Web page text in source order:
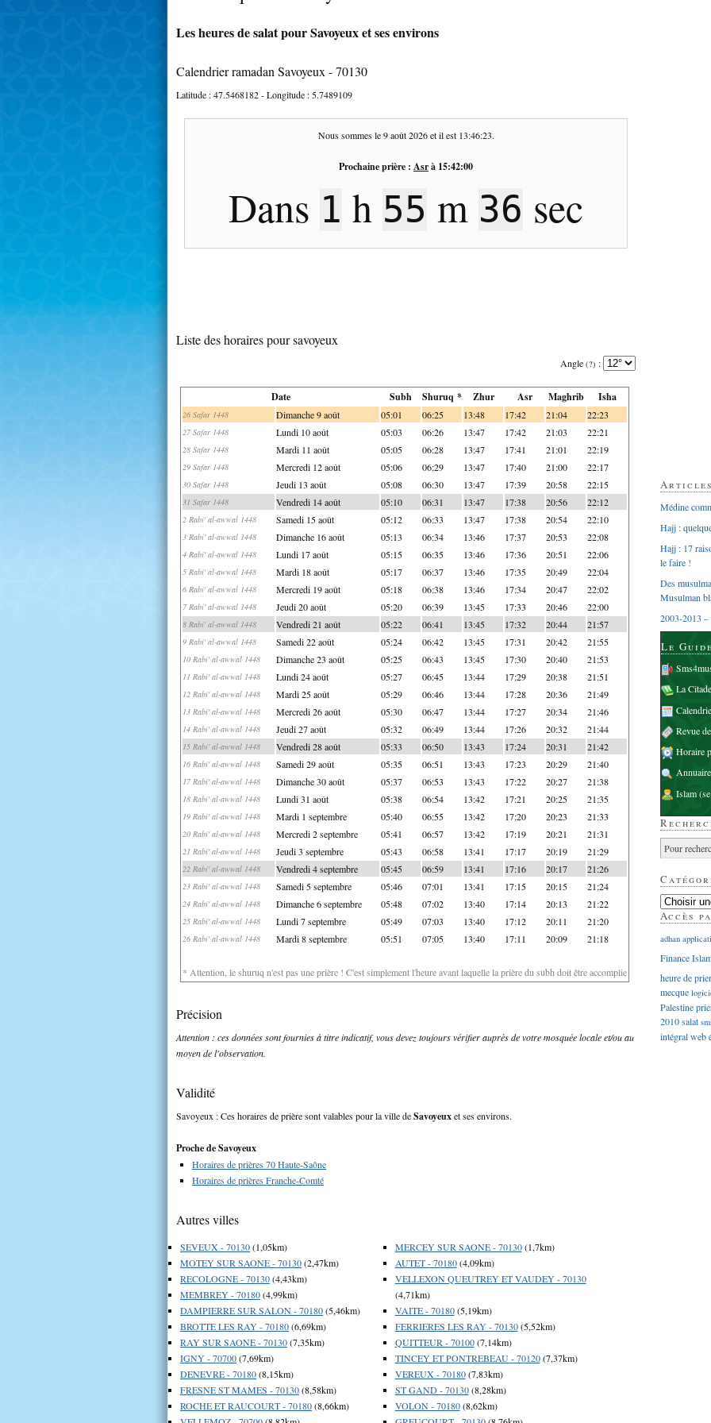
Les heures de salat pour Savoyeux et ses environs
Calendrier ramadan Savoyeux - 70130
Latitude :47.5468182- Longitude : 5.7489109
Nous sommes le9 août 2026et il est 13:46:24.
Prochaine prière : Asrà 15:42:00
Dans 1 h 55 m 35 sec
Liste des horaires pour savoyeux
Angle (?) :
Date Subh Shuruq * Zhur Asr Maghrib Isha
26 Safar 1448 Dimanche 9 août 05:01 06:25 13:48 17:42 21:04 22:23
27 Safar 1448 Lundi 10 août 05:03 06:26 13:47 17:42 21:03 22:21
28 Safar 1448 Mardi 11 août 05:05 06:28 13:47 17:41 21:01 22:19
29 Safar 1448 Mercredi 12 août 05:06 06:29 13:47 17:40 21:00 22:17
30 Safar 1448 Jeudi 13 août 05:08 06:30 13:47 17:39 20:58 22:15
31 Safar 1448 Vendredi 14 août 05:10 06:31 13:47 17:38 20:56 22:12
2 Rabi' al-awwal 1448 Samedi 15 août 05:12 06:33 13:47 17:38 20:54 22:10
3 Rabi' al-awwal 1448 Dimanche 16 août 05:13 06:34 13:46 17:37 20:53 22:08
4 Rabi' al-awwal 1448 Lundi 17 août 05:15 06:35 13:46 17:36 20:51 22:06
5 Rabi' al-awwal 1448 Mardi 18 août 05:17 06:37 13:46 17:35 20:49 22:04
6 Rabi' al-awwal 1448 Mercredi 19 août 05:18 06:38 13:46 17:34 20:47 22:02
7 Rabi' al-awwal 1448 Jeudi 20 août 05:20 06:39 13:45 17:33 20:46 22:00
8 Rabi' al-awwal 1448 Vendredi 21 août 05:22 06:41 13:45 17:32 20:44 21:57
9 Rabi' al-awwal 1448 Samedi 22 août 05:24 06:42 13:45 17:31 20:42 21:55
10 Rabi' al-awwal 1448 Dimanche 23 août 05:25 06:43 13:45 17:30 20:40 21:53
11 Rabi' al-awwal 1448 Lundi 24 août 05:27 06:45 13:44 17:29 20:38 21:51
12 Rabi' al-awwal 1448 Mardi 25 août 05:29 06:46 13:44 17:28 20:36 21:49
13 Rabi' al-awwal 1448 Mercredi 26 août 05:30 06:47 13:44 17:27 20:34 21:46
14 Rabi' al-awwal 1448 Jeudi 27 août 05:32 06:49 13:44 17:26 20:32 21:44
15 Rabi' al-awwal 1448 Vendredi 28 août 05:33 06:50 13:43 17:24 20:31 21:42
16 Rabi' al-awwal 1448 Samedi 29 août 05:35 06:51 13:43 17:23 20:29 21:40
17 Rabi' al-awwal 1448 Dimanche 30 août 05:37 06:53 13:43 17:22 20:27 21:38
18 Rabi' al-awwal 1448 Lundi 31 août 05:38 06:54 13:42 17:21 20:25 21:35
19 Rabi' al-awwal 1448 Mardi 1 septembre 05:40 06:55 13:42 17:20 20:23 21:33
20 Rabi' al-awwal 1448 Mercredi 2 septembre 05:41 06:57 13:42 17:19 20:21 21:31
21 Rabi' al-awwal 1448 Jeudi 3 septembre 05:43 06:58 13:41 17:17 20:19 21:29
22 Rabi' al-awwal 1448 Vendredi 4 septembre 05:45 06:59 13:41 17:16 20:17 21:26
23 Rabi' al-awwal 1448 Samedi 5 septembre 05:46 07:01 13:41 17:15 20:15 21:24
24 Rabi' al-awwal 1448 Dimanche 6 septembre 05:48 07:02 13:40 17:14 20:13 21:22
25 Rabi' al-awwal 1448 Lundi 7 septembre 05:49 07:03 13:40 17:12 20:11 21:20
26 Rabi' al-awwal 1448 Mardi 8 septembre 05:51 07:05 13:40 17:11 20:09 21:18
* Attention, le shuruq n'est pas une prière ! C'est simplement l'heure avant laquelle la prière du subh doit être accomplie
Précision
Attention : ces données sont fournies à titre indicatif, vous devez toujours vérifier auprès de votre mosquée locale et/ou au
moyen de l'observation.
Validité
Savoyeux : Ces horaires de prière sont valables pour la ville deSavoyeuxet ses environs.
Proche de Savoyeux
Horaires de prières 70 Haute-Saône
Horaires de prières Franche-Comté
Autres villes
SEVEUX - 70130(1,05km)
MOTEY SUR SAONE - 70130(2,47km)
RECOLOGNE - 70130(4,43km)
MEMBREY - 70180(4,99km)
DAMPIERRE SUR SALON - 70180(5,46km)
BROTTE LES RAY - 70180(6,69km)
RAY SUR SAONE - 70130(7,35km)
IGNY - 70700(7,69km)
DENEVRE - 70180(8,15km)
FRESNE ST MAMES - 70130(8,58km)
ROCHE ET RAUCOURT - 70180(8,66km)
MERCEY SUR SAONE - 70130(1,7km)
AUTET - 70180(4,09km)
VELLEXON QUEUTREY ET VAUDEY - 70130
(4,71km)
VAITE - 70180(5,19km)
FERRIERES LES RAY - 70130(5,52km)
QUITTEUR - 70100(7,14km)
TINCEY ET PONTREBEAU - 70120(7,37km)
VEREUX - 70180(7,83km)
ST GAND - 70130(8,28km)
VOLON - 70180(8,62km)
Médine
Hajj :
Hajj : 17
le faire !
Des
Musulman
2003-2013 –
Le
La
Revue
Horaire
Islam
Accès
adhan
Finance
heure de
mecque
Palestine
2010salat
intégralweb